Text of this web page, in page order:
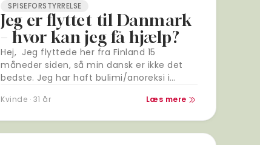
SPISEFORSTYRRELSE
Jeg er flyttet til Danmark
– hvor kan jeg få hjælp?
Hej, Jeg flyttede her fra Finland 15
måneder siden, så min dansk er ikke det
bedste. Jeg har haft bulimi/anoreksi i
alvorligt…
Kvinde · 31 år Læs mere